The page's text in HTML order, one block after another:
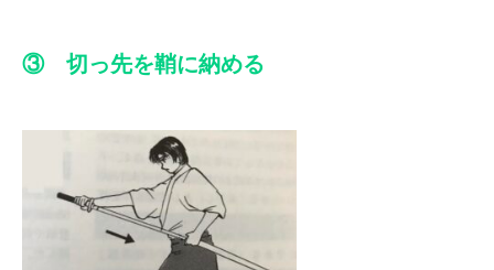
③ 切っ先を鞘に納める